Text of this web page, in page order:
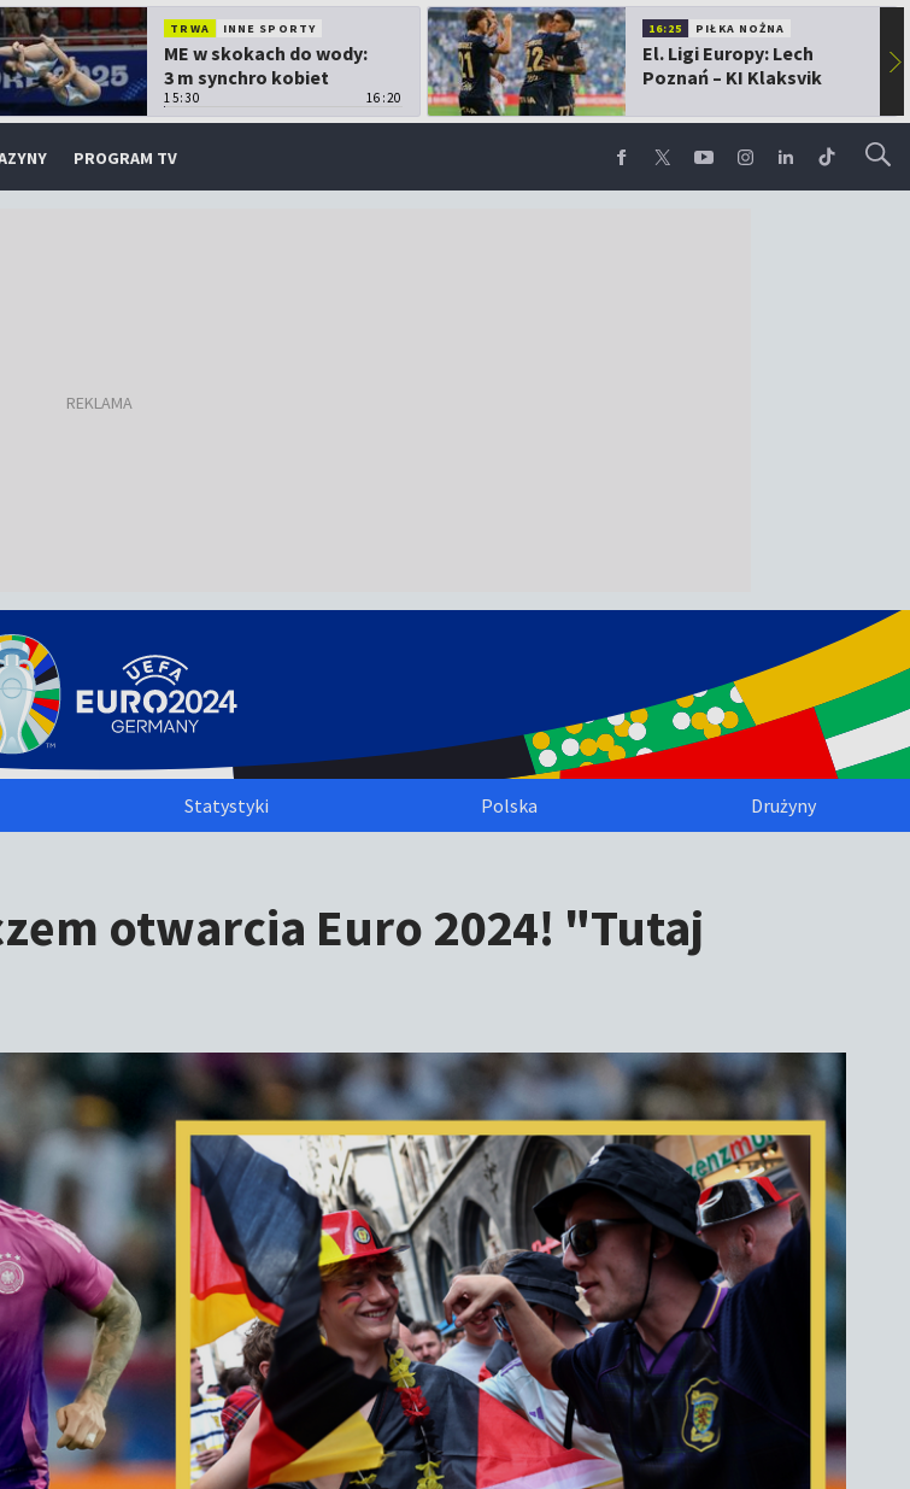
TRWA INNE SPORTY
ME w skokach do wody:
3 m synchro kobiet
15:30 16:20
16:25 PIŁKA NOŻNA
El. Ligi Europy: Lech
Poznań – KI Klaksvik
▶
PROGRAM TV
Statystyki Polska Drużyny
otwarcia Euro 2024! "Tutaj